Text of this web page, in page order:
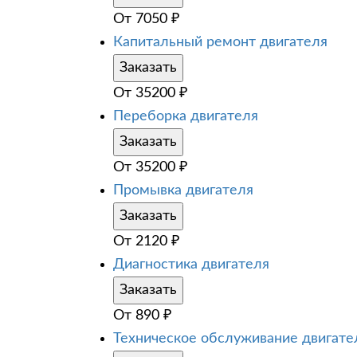
От 7050 ₽
Капитальный ремонт двигателя
Заказать
От 35200 ₽
Переборка двигателя
Заказать
От 35200 ₽
Промывка двигателя
Заказать
От 2120 ₽
Диагностика двигателя
Заказать
От 890 ₽
Техническое обслуживание